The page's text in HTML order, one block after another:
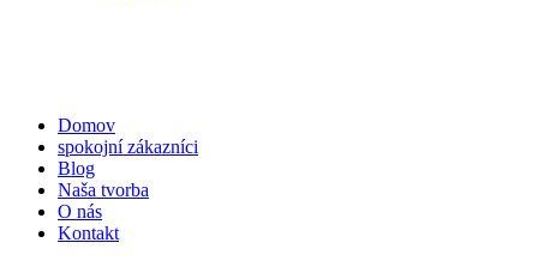
Domov
spokojní zákazníci
Blog
Naša tvorba
O nás
Kontakt